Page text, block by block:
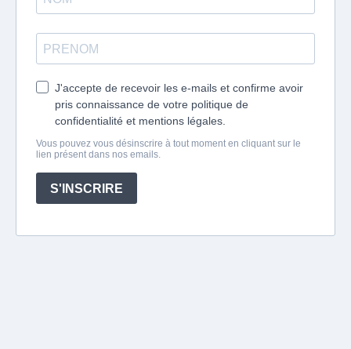
J'accepte de recevoir les e-mails et confirme avoir
pris connaissance de votre politique de
confidentialité et mentions légales.
Vous pouvez vous désinscrire à tout moment en cliquant sur le
lien présent dans nos emails.
S'INSCRIRE